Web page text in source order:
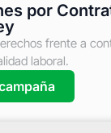
por
frente a
laboral.